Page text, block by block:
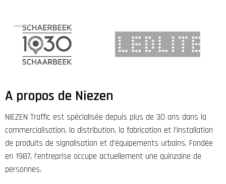
A propos de Niezen
NIEZEN Traffic est spécialisée depuis plus de 30 ans dans la
commercialisation, la distribution, la fabrication et l’installation
de produits de signalisation et d’équipements urbains. Fondée
en 1987, l’entreprise occupe actuellement une quinzaine de
personnes.